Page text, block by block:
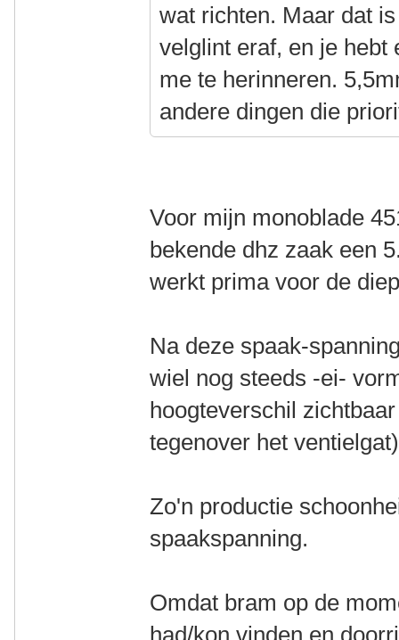
wat richten. Maar dat
velglint eraf, en je hebt
me te herinneren.
andere dingen die
Voor mijn monoblade
bekende dhz zaak een
werkt prima voor de
Na deze spaak-
wiel nog steeds -ei-
hoogteverschil
tegenover het
Zo'n productie
spaakspanning.
Omdat bram op de
had/kon vinden en